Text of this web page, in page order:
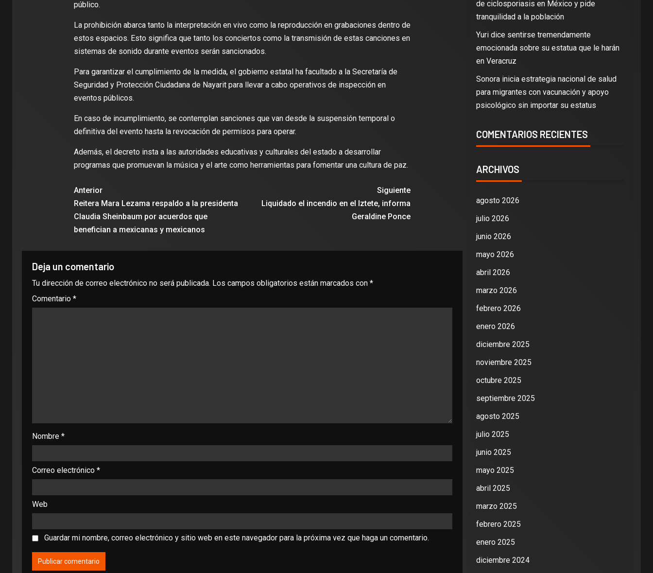
público.
La prohibición abarca tanto la interpretación en vivo como la reproducción en grabaciones dentro de
estos espacios. Esto significa que tanto los conciertos como la transmisión de estas canciones en
sistemas de sonido durante eventos serán sancionados.
Para garantizar el cumplimiento de la medida, el gobierno estatal ha facultado a la Secretaría de
Seguridad y Protección Ciudadana de Nayarit para llevar a cabo operativos de inspección en
eventos públicos.
En caso de incumplimiento, se contemplan sanciones que van desde la suspensión temporal o
definitiva del evento hasta la revocación de permisos para operar.
Además, el decreto insta a las autoridades educativas y culturales del estado a desarrollar
programas que promuevan la música y el arte como herramientas para fomentar una cultura de paz.
Anterior
Reitera Mara Lezama respaldo a la presidenta
Claudia Sheinbaum por acuerdos que
benefician a mexicanas y mexicanos
Siguiente
Liquidado el incendio en el Iztete, informa
Geraldine Ponce
Deja un comentario
Tu dirección de correo electrónico no será publicada. Los campos obligatorios están marcados con *
Comentario *
Nombre *
Correo electrónico *
Web
Guardar mi nombre, correo electrónico y sitio web en este navegador para la próxima vez que haga un comentario.
de ciclosporiasis en México y pide
tranquilidad a la población
Yuri dice sentirse tremendamente
emocionada sobre su estatua que le harán
en Veracruz
Sonora inicia estrategia nacional de salud
para migrantes con vacunación y apoyo
psicológico sin importar su estatus
COMENTARIOS RECIENTES
ARCHIVOS
agosto 2026
julio 2026
junio 2026
mayo 2026
abril 2026
marzo 2026
febrero 2026
enero 2026
diciembre 2025
noviembre 2025
octubre 2025
septiembre 2025
agosto 2025
julio 2025
junio 2025
mayo 2025
abril 2025
marzo 2025
febrero 2025
enero 2025
diciembre 2024